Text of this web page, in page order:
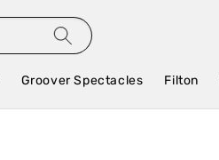
Groover Spectacles Filton